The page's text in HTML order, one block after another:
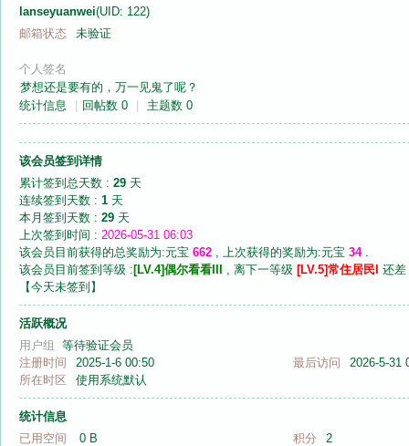
lanseyuanwei(UID: 122)
邮箱状态
未验证
个人签名
梦想还是要有的，万一见鬼了呢？
统计信息
回帖数 0 主题数 0
该会员签到详情
累计签到总天数 : 29 天
连续签到天数 : 1 天
本月签到天数 : 29 天
上次签到时间 : 2026-05-31 06:03
该会员目前获得的总奖励为:元宝 662 , 上次获得的奖励为:元宝 34.
该会员目前签到等级 : [LV.4]偶尔看看III , 离下一等级 [LV.5]常住居民I 还差
【今天未签到 】
活跃概况
用户组 等待验证会员
注册时间
2025-1-6 00:50 最后访问
2026-5-31
所在时区
使用系统默认
统计信息
已用空间
0 B 积分 2